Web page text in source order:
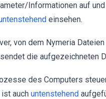
Informationen auf
einsehen.
von dem Nymeria
die aufgezeichneten
des Computers
auch untenstehend